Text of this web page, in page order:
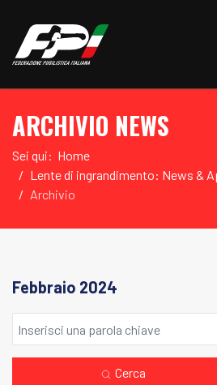
ARCHIVIO NEWS
Sei qui: Home
Lente di ingrandimento: News &
Archivio
Febbraio 2024
Cerca